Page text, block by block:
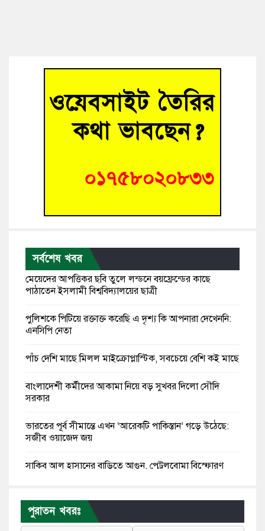
সর্বশেষ খবর
মেয়েদের আপত্তিকর ছবি তুলে লন্ডনে বয়ফ্রেন্ডের কাছে
পাঠাতেন ইসলামী বিশ্ববিদ্যালয়ের ছাত্রী
পুলিশকে পিটিয়ে রক্তাক্ত করেছি এ দৃশ্য কি আপনারা দেখেননি:
এনসিপি নেতা
পাঁচ দেশি মাছে মিলল মাইক্রোপ্লাস্টিক, সবচেয়ে বেশি কই মাছে
বাংলাদেশী কর্মীদের আকামা নিয়ে বড় সুখবর দিলো সৌদি
সরকার
ভারতের পূর্ব সীমান্তে এখন ‘আরেকটি পাকিস্তান’ গড়ে উঠেছে:
সজীব ওয়াজেদ জয়
সাকিব আল হাসানের বাড়িতে আগুন, পেট্রলবোমা বিস্ফোরণ
ডকুমেন্টারি নয়: ভারপ্রাপ্ত রাষ্ট্রপতি
পুরাতন খবরঃ